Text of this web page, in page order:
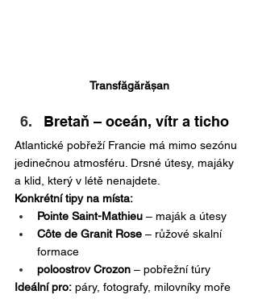
Transfăgărășan
Bretaň – oceán, vítr a ticho
Atlantické pobřeží Francie má mimo sezónu
jedinečnou atmosféru. Drsné útesy, majáky
a klid, který v létě nenajdete.
Konkrétní tipy na místa:
Pointe Saint-Mathieu – maják a útesy
Côte de Granit Rose – růžové skalní
formace
poloostrov Crozon – pobřežní túry
Ideální pro: páry, fotografy, milovníky moře